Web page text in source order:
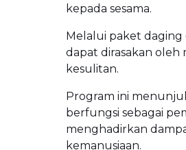
kepada sesama.
Melalui paket daging
dapat dirasakan oleh
kesulitan.
Program ini
berfungsi sebagai
menghadirkan
kemanusiaan.